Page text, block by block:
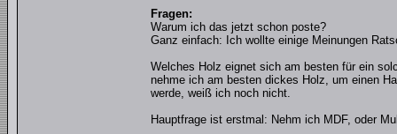
Fragen:
Warum ich das jetzt schon poste?
Ganz einfach: Ich wollte einige Meinungen
Welches Holz eignet sich am besten für ein
nehme ich am besten dickes Holz, um einen
werde, weiß ich noch nicht.
Hauptfrage ist erstmal: Nehm ich MDF, oder